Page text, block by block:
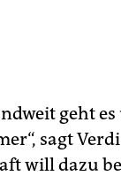
geht es
sagt
will dazu